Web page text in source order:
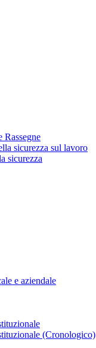
sicurezza sul lavoro
sicurezza
e aziendale
(Cronologico)